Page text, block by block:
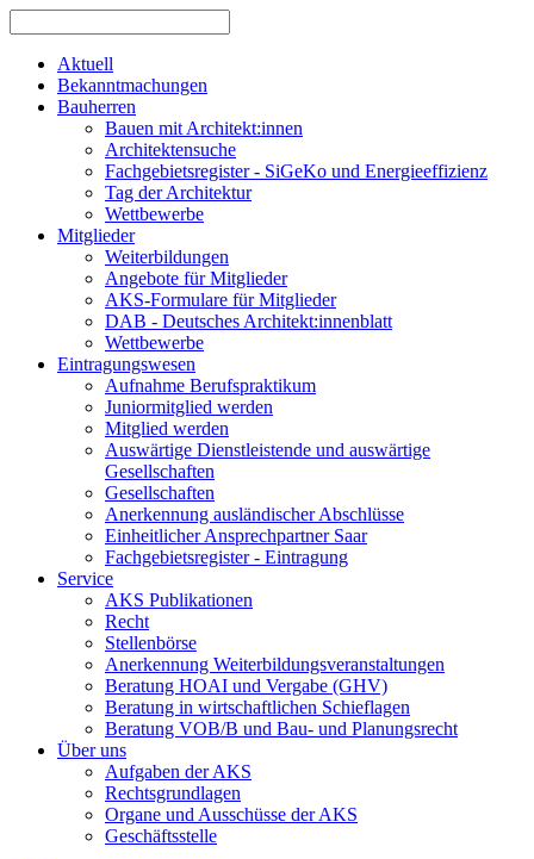
Aktuell
Bekanntmachungen
Bauherren
Bauen mit Architekt:innen
Architektensuche
Fachgebietsregister - SiGeKo und Energieeffizienz
Tag der Architektur
Wettbewerbe
Mitglieder
Weiterbildungen
Angebote für Mitglieder
AKS-Formulare für Mitglieder
DAB - Deutsches Architekt:innenblatt
Wettbewerbe
Eintragungswesen
Aufnahme Berufspraktikum
Juniormitglied werden
Mitglied werden
Auswärtige Dienstleistende und auswärtige
Gesellschaften
Gesellschaften
Anerkennung ausländischer Abschlüsse
Einheitlicher Ansprechpartner Saar
Fachgebietsregister - Eintragung
Service
AKS Publikationen
Recht
Stellenbörse
Anerkennung Weiterbildungsveranstaltungen
Beratung HOAI und Vergabe (GHV)
Beratung in wirtschaftlichen Schieflagen
Beratung VOB/B und Bau- und Planungsrecht
Über uns
Aufgaben der AKS
Rechtsgrundlagen
Organe und Ausschüsse der AKS
Geschäftsstelle